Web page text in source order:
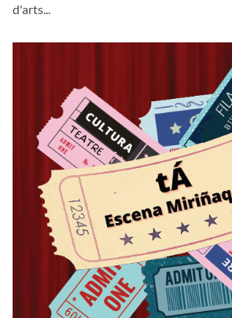
d'arts...